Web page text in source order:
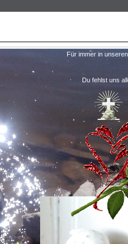
Für immer in
Du fehlst uns